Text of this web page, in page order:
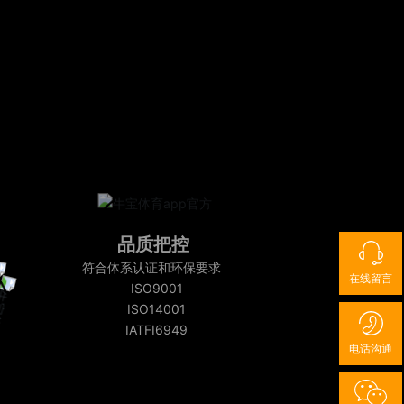
品质把控
符合体系认证和环保要求
ISO9001
ISO14001
IATFI6949
在线留言
电话沟通